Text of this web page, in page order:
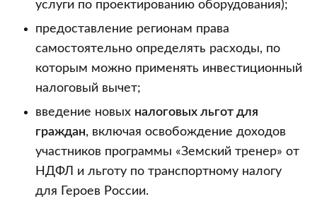
услуги по проектированию оборудования);
предоставление регионам права
самостоятельно определять расходы, по
которым можно применять инвестиционный
налоговый вычет;
введение новых налоговых льгот для
граждан, включая освобождение доходов
участников программы «Земский тренер» от
НДФЛ и льготу по транспортному налогу
для Героев России.